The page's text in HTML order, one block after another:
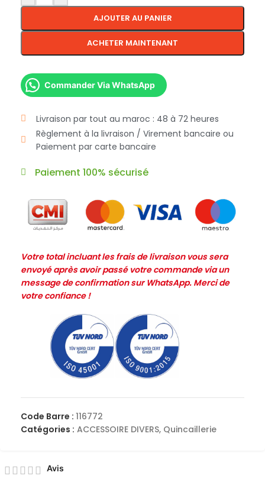
AJOUTER AU PANIER
ACHETER MAINTENANT
Commander Via WhatsApp
Livraison par tout au maroc : 48 à 72 heures
Règlement à la livraison / Virement bancaire ou
Paiement par carte bancaire
Paiement 100% sécurisé
Votre total incluant les frais de livraison vous sera
envoyé après avoir passé votre commande via un
message de confirmation sur WhatsApp. Merci de
votre confiance !
Code Barre : 116772
Catégories : ACCESSOIRE DIVERS, Quincaillerie
Avis